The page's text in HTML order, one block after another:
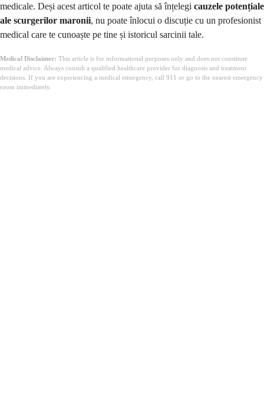
medicale. Deși acest articol te poate ajuta să înțelegi cauzele potențiale
ale scurgerilor maronii, nu poate înlocui o discuție cu un profesionist
medical care te cunoaște pe tine și istoricul sarcinii tale.
Medical Disclaimer: This article is for informational purposes only and does not constitute
medical advice. Always consult a qualified healthcare provider for diagnosis and treatment
decisions. If you are experiencing a medical emergency, call 911 or go to the nearest emergency
room immediately.